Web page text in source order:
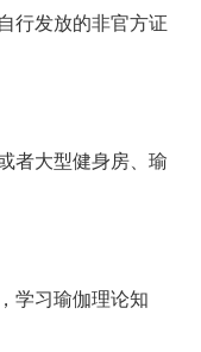
行发放的非官方证
者大型健身房、瑜
学习瑜伽理论知